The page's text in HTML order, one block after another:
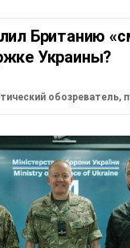
Британию
Украины?
обозреватель,